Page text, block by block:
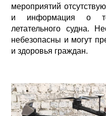
мероприятий
и информация о
летательного судна.
небезопасны и могут
и здоровья граждан.